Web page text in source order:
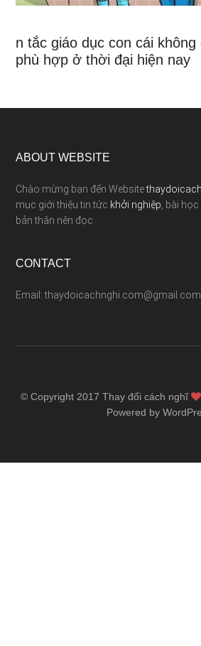
n tắc giáo dục con cái
phù hợp ở thời đại hiện nay
ABOUT WEBSITE
Chào mừng bạn đến Website
mục giới thiệu tin tức khởi nghiệp , bài học
bản thân nên đọc
CONTACT
Email: thaydoicachnghi.com@gmail.com
© Copyright 2017 Thay đổi cách nghĩ
Powered by